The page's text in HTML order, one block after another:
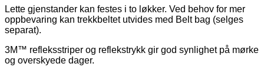
Lette gjenstander kan festes i to løkker. Ved behov for mer
oppbevaring kan trekkbeltet utvides med Belt bag (selges
separat).
3M™ refleksstriper og reflekstrykk gir god synlighet på mørke
og overskyede dager.